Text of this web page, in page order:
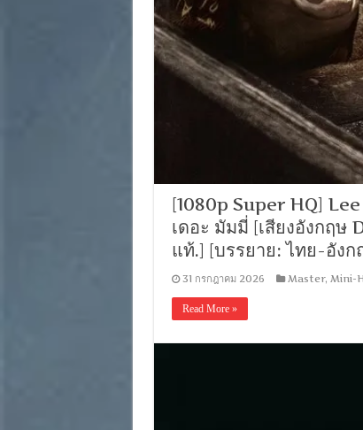
[1080p Super HQ]
เดอะ มัมมี่ [เสียงอังกฤษ
แท้.] [บรรยาย: ไทย-อัง
31 กรกฎาคม 2026 Master, Mini-
Read More »